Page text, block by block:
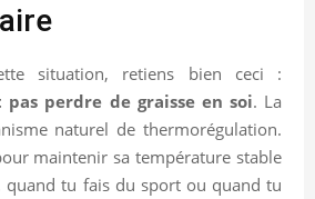
situation, retiens bien ceci :
perdre de graisse en soi. La
naturel de thermorégulation.
maintenir sa température stable
quand tu fais du sport ou quand tu